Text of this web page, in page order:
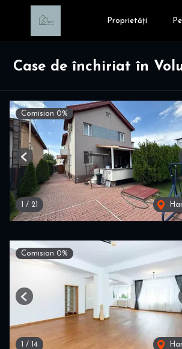
Proprietăți
Case de închiriat în
Comision 0%
1 / 21
Previous
Comision 0%
1 / 14
Previous